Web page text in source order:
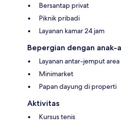
Bersantap privat
Piknik pribadi
Layanan kamar 24 jam
Bepergian dengan anak-
Layanan antar-jemput
Minimarket
Papan dayung di properti
Aktivitas
Kursus tenis